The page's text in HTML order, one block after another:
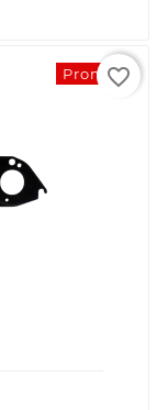
Promo !
favorite_border